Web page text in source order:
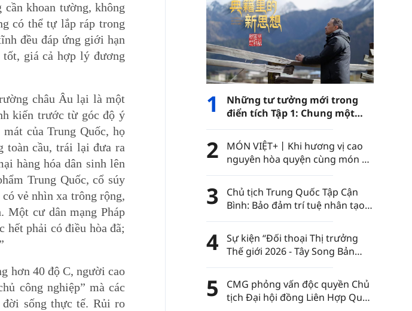
khoan tường, không
có thể tự lắp ráp trong
đều đáp ứng giới hạn
tốt, giá cả hợp lý đương
châu Âu lại là một
kiến trước từ góc độ ý
của Trung Quốc, họ
toàn cầu, trái lại đưa ra
hàng hóa dân sinh lên
Trung Quốc, cổ súy
vẻ nhìn xa trông rộng,
Một cư dân mạng Pháp
hết phải có điều hòa đã;
hơn 40 độ C, người cao
công nghiệp” mà các
sống thực tế. Rủi ro
1
Những tư tưởng mới trong
điển tích Tập 1: Chung một
con đường
2
MÓN VIỆT+丨Khi hương vị cao
nguyên hòa quyện cùng món ăn
Việt Nam……
3
Chủ tịch Trung Quốc Tập Cận
Bình: Bảo đảm trí tuệ nhân tạo
luôn nằm trong sự kiểm soát
của nhân loại
4
Sự kiện “Đối thoại Thị trưởng
Thế giới 2026 - Tây Song Bản
Nạp” diễn ra tại châu tự trị dân
tộc Thái Tây Song Bản Nạp, tỉnh
Vân Nam, Trung Quốc
5
CMG phỏng vấn độc quyền Chủ
tịch Đại hội đồng Liên Hợp Quốc